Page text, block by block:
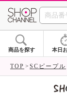
商品を探す 本日
TOP SCピープル